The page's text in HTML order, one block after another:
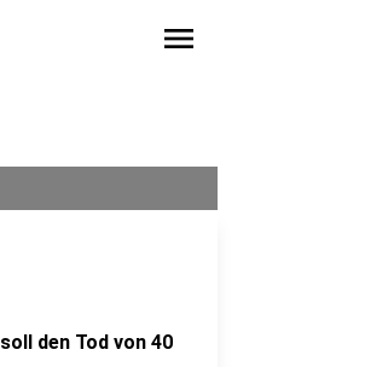
menu
soll den Tod von 40